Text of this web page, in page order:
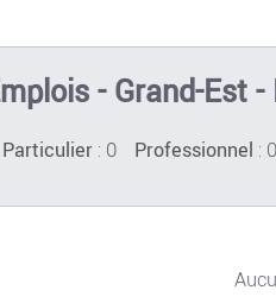
- Grand-Est -
Particulier : 0 Professionnel : 0